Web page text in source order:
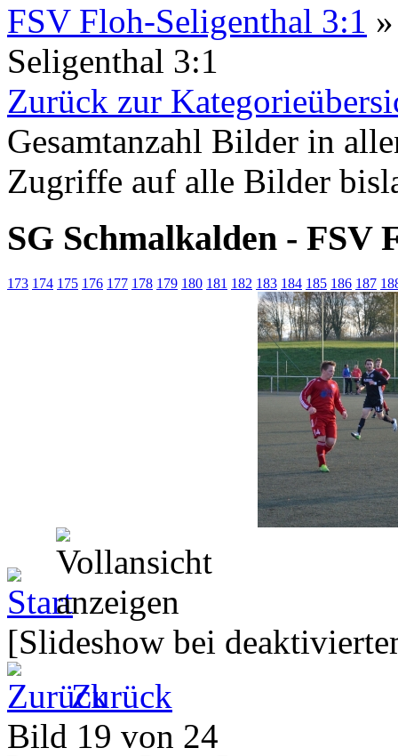
FSV Floh-Seligenthal 3:1
Seligenthal 3:1
Zurück zur
Gesamtanzahl Bilder in
Zugriffe auf alle Bilder
SG Schmalkalden - FSV
173 174 175 176 177 178 179 180 181 182 183 184 185 186 187
[Slideshow bei
Zurück
Bild 19 von 24